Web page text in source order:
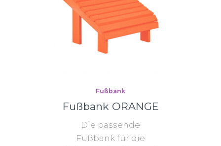
Fußbank
Fußbank ORANGE
Die passende
Fußbank für die